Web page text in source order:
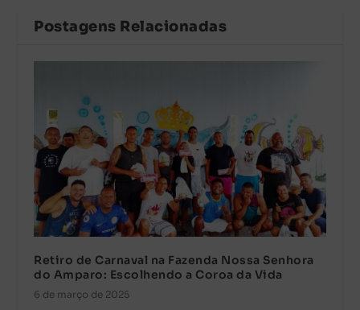
Postagens Relacionadas
Retiro de Carnaval na Fazenda Nossa Senhora
do Amparo: Escolhendo a Coroa da Vida
6 de março de 2025